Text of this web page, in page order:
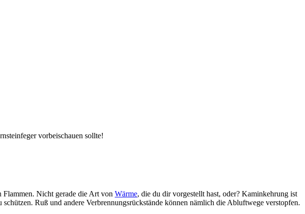
vorbeischauen sollte!
Flammen. Nicht gerade die Art von Wärme, die du dir vorgestellt hast, oder? Kaminkehrung ist
Ruß und andere Verbrennungsrückstände können nämlich die Abluftwege verstopfen.